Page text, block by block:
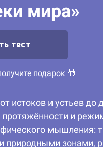
мира»
тест
подарок 🎁
истоков и устьев
и
мышления:
зонами,